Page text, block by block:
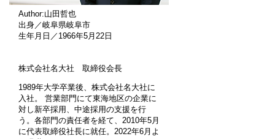
Author:山田哲也
出身／岐阜県岐阜市
生年月日／1966年5月22日
株式会社名大社 取締役会長
1989年大学卒業後、株式会社名大社に
入社。 営業部門にて東海地区の企業に
対し新卒採用、中途採用の支援を行
う。各部門の責任者を経て、2010年5月
に代表取締役社長に就任。2022年6月よ